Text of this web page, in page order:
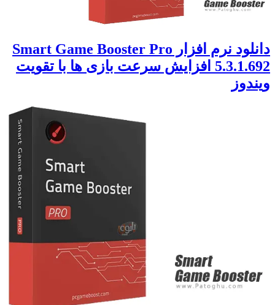
دانلود نرم افزار Smart Game Booster Pro
5.3.1.692 افزایش سرعت بازی ها با تقویت
ویندوز